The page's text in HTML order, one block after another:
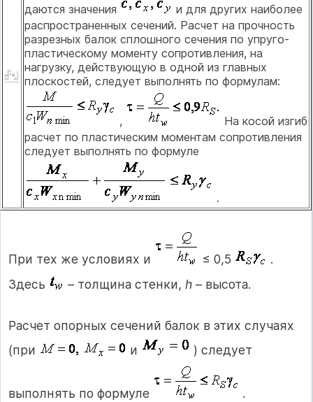
даются значения
и для других наиболее
распространенных сечений. Расчет на прочность
разрезных балок сплошного сечения по упруго-
пластическому моменту сопротивления, на
нагрузку, действующую в одной из главных
плоскостей, следует выполнять по формулам:
,
На косой изгиб
расчет по пластическим моментам сопротивления
следует выполнять по формуле
.
При тех же условиях и ≤ 0,5
.
Здесь
– толщина стенки, h – высота.
Расчет опорных сечений балок в этих случаях
(при
и ) следует
выполнять по формуле .